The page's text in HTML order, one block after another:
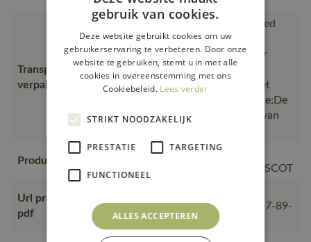
Transport en
verpakking
is gemaakt van of bevat gerecycled
materiaal, Van productie naar
magazijnen getransporteerd door
transportpartners met ISO
14001;Vervoerd in zendingen met
maximale benutting van de ruimte;De
verpakking waarin de bestelling van
Productie
Geproduceerd in China bij
gecontroleerde partners van MASCOT
Url product
pdf
1ccb8.kxcdn.com/pdf/23050-647-89-
nl.pdf
gebruik van cookies.
Deze website gebruikt cookies om uw
gebruikerservaring te verbeteren. Door onze
website te gebruiken, stemt u in met alle
cookies in overeenstemming met ons
Cookiebeleid. Lees verder
STRIKT NOODZAKELIJK
PRESTATIE TARGETING
FUNCTIONEEL
ALLES ACCEPTEREN